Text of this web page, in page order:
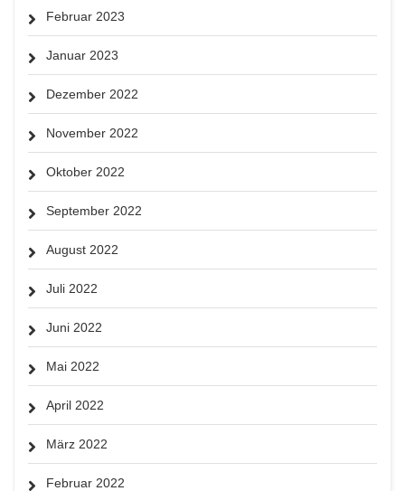
Februar 2023
Januar 2023
Dezember 2022
November 2022
Oktober 2022
September 2022
August 2022
Juli 2022
Juni 2022
Mai 2022
April 2022
März 2022
Februar 2022